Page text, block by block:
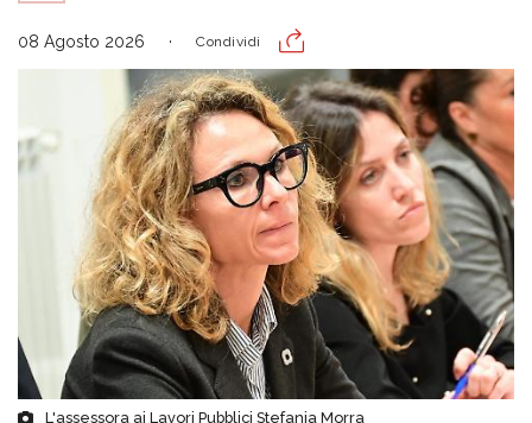
08 Agosto 2026 Condividi
L'assessora ai Lavori Pubblici Stefania Morra